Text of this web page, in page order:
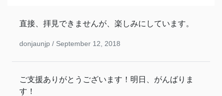
直接、拝見できませんが、楽しみにしています。
donjaunjp / September 12, 2018
ご支援ありがとうございます！明日、がんばりま
す！